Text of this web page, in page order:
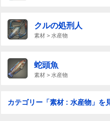
クルの処刑人
素材 > 水産物
蛇頭魚
素材 > 水産物
カテゴリー「素材 : 水産物」を